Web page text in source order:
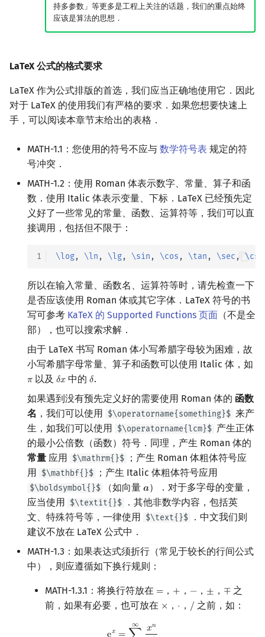
持多参数」等更多是工程上关注的话题，我们的重点始终
应该是算法的思想．
LaTeX 公式的格式要求
LaTeX 作为公式排版的首选，我们应当正确地使用它．因此
对于 LaTeX 的使用我们有严格的要求．如果您想要快速上
手，可以阅读本章节末给出的表格．
MATH-1.1：您使用的符号不应与 数学符号表 规定的符
号冲突．
MATH-1.2：使用 Roman 体表示数字、常量、算子和函
数．使用 Italic 体表示变量、下标．LaTeX 已经预先定
义好了一些常见的常量、函数、运算符等，我们可以直
接调用，包括但不限于：
1 \log, \ln , \lg, \sin , \cos , \tan , \sec , \csc
所以在输入常量、函数名、运算符等时，请先检查一下
是否应该使用 Roman 体或其它字体．LaTeX 符号的书
写可参考 KaTeX 的 Supported Functions 页面 （不是全
部），也可以搜索求解．
由于 LaTeX 书写 Roman 体小写希腊字母较为困难，故
小写希腊字母常量、算子和函数可以使用 Italic 体，如
𝜋
π 以及𝛿𝑥
δx 中的𝛿
δ.
如果遇到没有预先定义好的需要使用 Roman 体的 函数
名 ，我们可以使用 $\operatorname{something}$ 来产
生，如我们可以使用 $\operatorname{lcm}$ 产生正体
的最小公倍数（函数）符号．同理，产生 Roman 体的
常量 应用 $\mathrm{}$
；产生 Roman 体粗体符号应
用 $\mathbf{}$ ；产生 Italic 体粗体符号应用
$\boldsymbol{}$ （如向量 𝒂
a）．对于多字母的变量，
应当使用 $\textit{}$
．其他非数学内容，包括英
文、特殊符号等，一律使用 $\text{}$
．中文我们则
建议不放在 LaTeX 公式中．
MATH-1.3：如果表达式须折行（常见于较长的行间公式
中），则应遵循如下换行规则：
MATH-1.3.1：将换行符放在 =
= ， +
+ ， −
− ， ±
± ， ∓
∓ 之
前，如果有必要，也可放在 ×
× ， ⋅⋅ ， /
/ 之前，如：
𝑥
∞ 𝑥𝑛
∞x !=+1 +x+